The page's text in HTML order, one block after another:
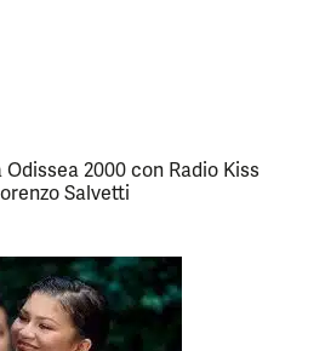
Odissea 2000 con Radio Kiss
Salvetti